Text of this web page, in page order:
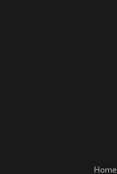
Home